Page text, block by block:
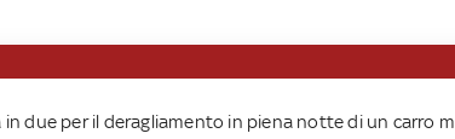
in due per il deragliamento in piena notte di un carro